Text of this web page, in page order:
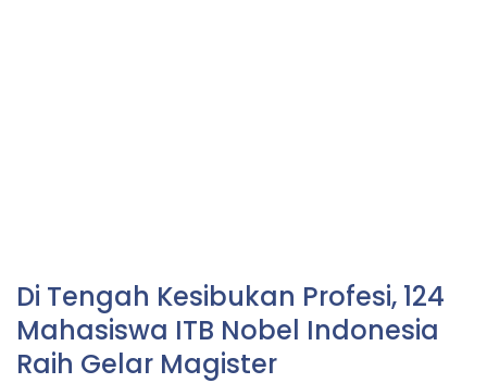
Di Tengah Kesibukan Profesi, 124
Mahasiswa ITB Nobel Indonesia
Raih Gelar Magister